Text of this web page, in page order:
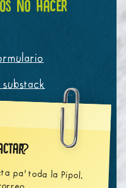
no hacer
?
pa' toda la Pipol.